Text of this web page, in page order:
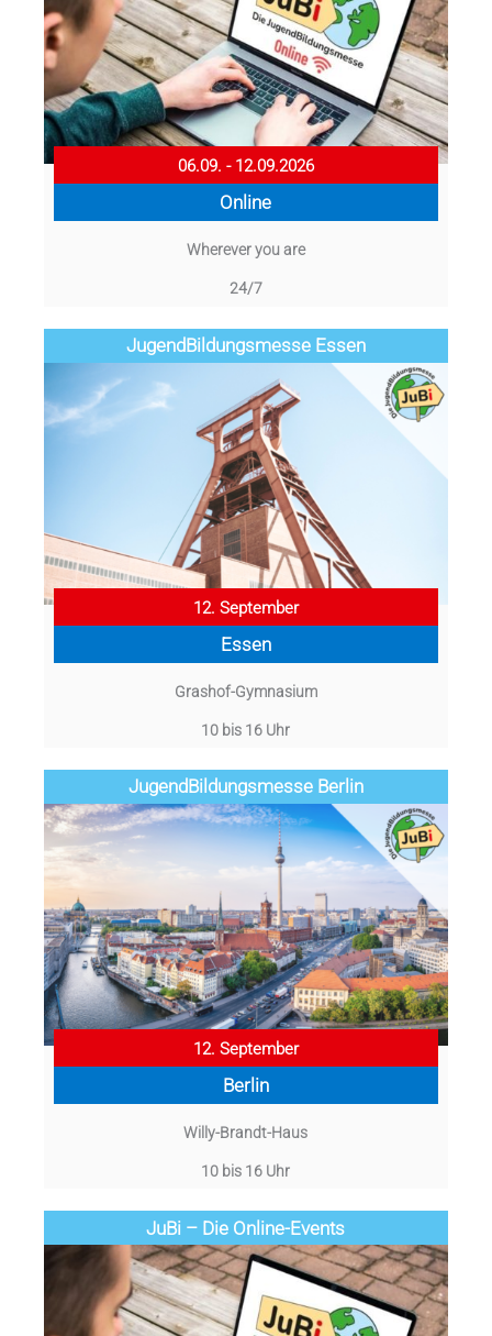
06.09. - 12.09.2026
Online
Wherever you are
24/7
Jugend­­­­­Bildungsmess­e Essen
12. September
Essen
Grashof-Gymnasium
10 bis 16 Uhr
Jugend­­­­­Bildungsmess­e Berlin
12. September
Berlin
Willy-Brandt-Haus
10 bis 16 Uhr
JuBi – Die Online-Events